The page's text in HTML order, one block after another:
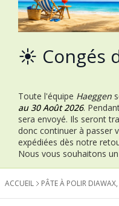
☀️ Congés
Toute l'équipe Haeggen
au 30 Août 2026.
sera envoyé. Ils seront
donc continuer à passer
expédiées dès notre
Nous vous souhaitons
ACCUEIL PÂTE À POLIR